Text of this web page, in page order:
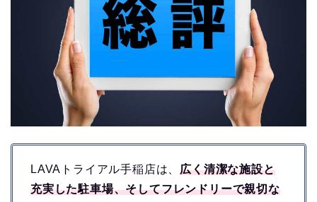
LAVAトライアル手稲店は、広く清潔な施設と
充実した駐車場、そしてフレンドリーで親切な